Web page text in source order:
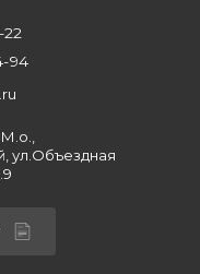
22
94
М.о.,
ул.Объездная